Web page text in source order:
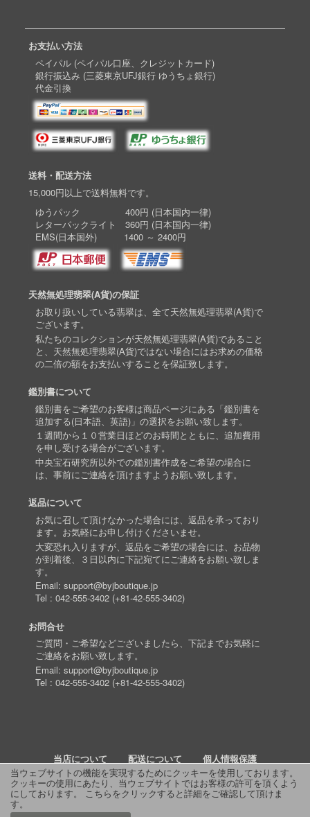
当ウェブサイトの機能を実現するためにクッキーを使用しております。
クッキーの使用にあたり、当ウェブサイトではお客様の許可を頂くよう
にしております。 こちらをクリックすると詳細をご確認して頂けま
す。
お支払い方法
ペイパル (ペイパル口座、クレジットカード)
銀行振込み (三菱東京UFJ銀行 ゆうちょ銀行)
代金引換
送料・配送方法
15,000円以上で送料無料です。
ゆうパック 400円 (日本国内一律)
レターパックライト 360円 (日本国内一律)
EMS(日本国外) 1400 ～ 2400円
天然無処理翡翠(A貨)の保証
お取り扱いしている翡翠は、全て天然無処理翡翠(A貨)で
ございます。
私たちのコレクションが天然無処理翡翠(A貨)であること
と、天然無処理翡翠(A貨)ではない場合にはお求めの価格
の二倍の額をお支払いすることを保証致します。
鑑別書について
鑑別書をご希望のお客様は商品ページにある「鑑別書を
追加する(日本語、英語)」の選択をお願い致します。
１週間から１０営業日ほどのお時間とともに、追加費用
を申し受ける場合がございます。
中央宝石研究所以外での鑑別書作成をご希望の場合に
は、事前にご連絡を頂けますようお願い致します。
返品について
お気に召して頂けなかった場合には、返品を承っており
ます。お気軽にお申し付けくださいませ。
大変恐れ入りますが、返品をご希望の場合には、お品物
が到着後、３日以内に下記宛てにご連絡をお願い致しま
す。
Email: support@byjboutique.jp
Tel : 042-555-3402(+81-42-555-3402)
お問合せ
ご質問・ご希望などございましたら、下記までお気軽に
ご連絡をお願い致します。
Email: support@byjboutique.jp
Tel : 042-555-3402(+81-42-555-3402)
当店について 配送について
個人情報保護
詳細検索
よくあるご質問 お問い合わせ RSS